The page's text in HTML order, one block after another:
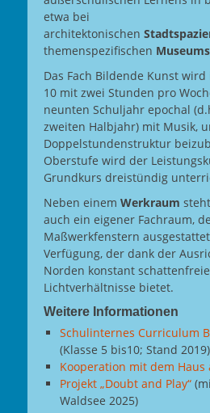
etwa bei
architektonischen
themenspezifischen
Das Fach Bildende Kunst
10 mit zwei Stunden pro
neunten Schuljahr epochal
zweiten Halbjahr) mit Musik,
Doppelstundenstruktur
Oberstufe wird der
Grundkurs dreistündig
Neben einem Werkraum
auch ein eigener Fachraum,
Maßwerkfenstern
Verfügung, der dank der
Norden konstant
Lichtverhältnisse bietet.
Weitere Informationen
Schulinternes Curriculum
(Klasse 5 bis10; Stand 2019)
Kooperation mit dem Haus
Projekt „Doubt and Play“
Waldsee 2025)